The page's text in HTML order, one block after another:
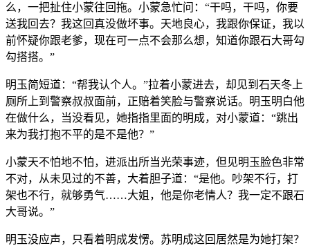
么，一把扯住小蒙往回拖。小蒙急忙问：“干吗，干吗，你要
送我回去？我这回真没做坏事。天地良心，我跟你保证，我以
前怀疑你跟老爹，现在可一点不会那么想，知道你跟石大哥勾
勾搭搭。”
明玉简短道：“帮我认个人。”拉着小蒙进去，却见到石天冬上
厕所上到警察叔叔面前，正赔着笑脸与警察说话。明玉明白他
在做什么，当没看见，她指指里面的明成，对小蒙道：“跳出
来为我打抱不平的是不是他？”
小蒙天不怕地不怕，进派出所当光荣事迹，但见明玉脸色非常
不对，从未见过的不善，大着胆子道：“是他。吵架不行，打
架也不行，就够勇气……大姐，他是你老情人？我一定不跟石
大哥说。”
明玉没应声，只看着明成发愣。苏明成这回居然是为她打架？